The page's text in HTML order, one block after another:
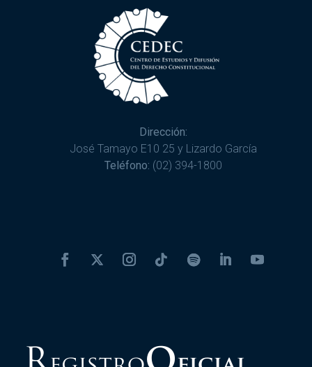
Dirección:
José Tamayo E10 25 y Lizardo García
Teléfono: (02) 394-1800